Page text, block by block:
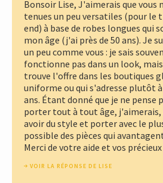
Bonsoir Lise, J'aimerais que vous
tenues un peu versatiles (pour le
end) à base de robes longues qui
mon âge (j'ai près de 50 ans). Je
un peu comme vous : je sais
fonctionne pas dans un look,
trouve l'offre dans les boutiques
uniforme ou qui s'adresse plutôt
ans. Étant donné que je ne pense
porter tout à tout âge, j'aimerais,
avoir du style et porter avec le
possible des pièces qui
Merci de votre aide et vos
VOIR LA RÉPONSE DE LISE